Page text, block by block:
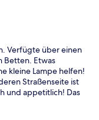
Verfügte über einen
Betten. Etwas
kleine Lampe helfen!
Straßenseite ist
und appetitlich! Das
draußen sitzen